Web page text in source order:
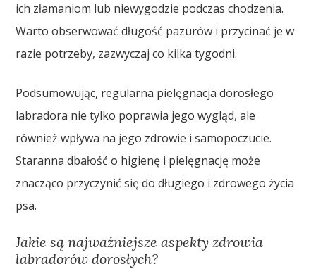
ich złamaniom lub niewygodzie podczas chodzenia.
Warto obserwować długość pazurów i przycinać je w
razie potrzeby, zazwyczaj co kilka tygodni.
Podsumowując, regularna pielęgnacja dorosłego
labradora nie tylko poprawia jego wygląd, ale
również wpływa na jego zdrowie i samopoczucie.
Staranna dbałość o higienę i pielęgnację może
znacząco przyczynić się do długiego i zdrowego życia
psa.
Jakie są najważniejsze aspekty zdrowia
labradorów dorosłych?